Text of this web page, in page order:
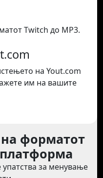
Twitch до MP3.
на Yout.com
им на вашите
форматот
упатства за менување